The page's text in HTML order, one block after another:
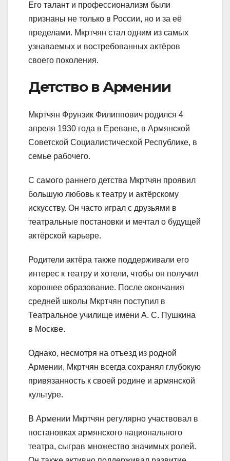
Его талант и профессионализм были
признаны не только в России, но и за её
пределами. Мкртчян стал одним из самых
узнаваемых и востребованных актёров
своего поколения.
Детство в Армении
Мкртчян Фрунзик Филиппович родился 4
апреля 1930 года в Ереване, в Армянской
Советской Социалистической Республике, в
семье рабочего.
С самого раннего детства Мкртчян проявил
большую любовь к театру и актёрскому
искусству. Он часто играл с друзьями в
театральные постановки и мечтал о будущей
актёрской карьере.
Родители актёра также поддерживали его
интерес к театру и хотели, чтобы он получил
хорошее образование. После окончания
средней школы Мкртчян поступил в
Театральное училище имени А. С. Пушкина
в Москве.
Однако, несмотря на отъезд из родной
Армении, Мкртчян всегда сохранял глубокую
привязанность к своей родине и армянской
культуре.
В Армении Мкртчян регулярно участвовал в
постановках армянского национального
театра, сыграв множество значимых ролей.